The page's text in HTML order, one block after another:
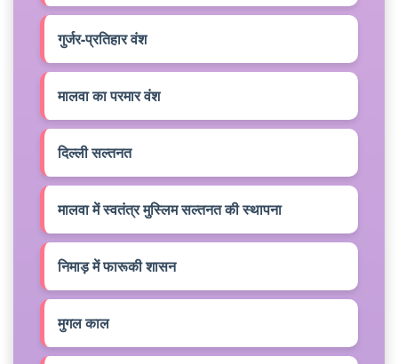
गुर्जर-प्रतिहार वंश
मालवा का परमार वंश
दिल्ली सल्तनत
मालवा में स्वतंत्र मुस्लिम सल्तनत की स्थापना
निमाड़ में फारूकी शासन
मुगल काल